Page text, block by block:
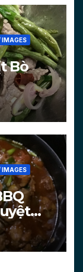
IMAGES
Bò
IMAGES